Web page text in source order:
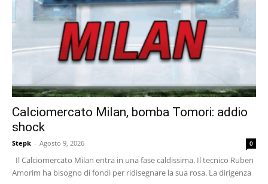
Calciomercato Milan, bomba Tomori: addio
shock
Stepk - Agosto 9, 2026 0
Il Calciomercato Milan entra in una fase caldissima. Il tecnico Ruben
Amorim ha bisogno di fondi per ridisegnare la sua rosa. La dirigenza